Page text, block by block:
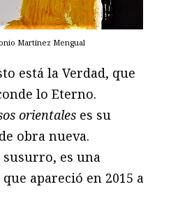
Martínez Mengual
está la Verdad, que
lo Eterno.
orientales es su
obra nueva.
susurro, es una
apareció en 2015 a